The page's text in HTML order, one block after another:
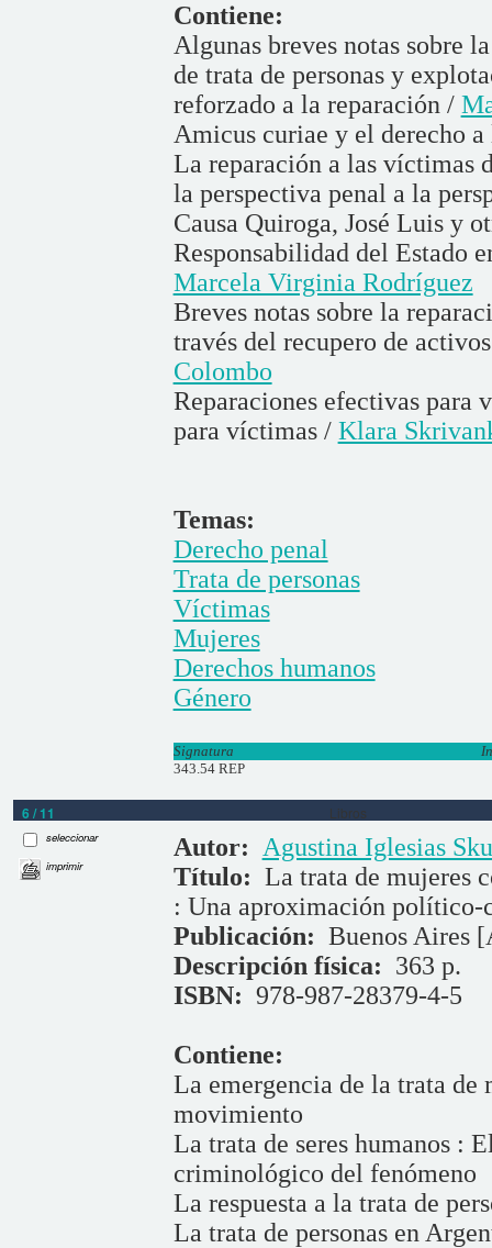
Contiene:
Algunas breves notas sobre
de trata de personas y
reforzado a la reparación /
Amicus curiae y el derecho
La reparación a las víctimas
la perspectiva penal a la
Causa Quiroga, José Luis y
Responsabilidad del Estado
Marcela Virginia Rodríguez
Breves notas sobre la
través del recupero de
Colombo
Reparaciones efectivas para
para víctimas / Klara
Temas:
Derecho penal
Trata de personas
Víctimas
Mujeres
Derechos humanos
Género
Signatura
343.54 REP
6 / 11 Libros
seleccionar
imprimir
Autor: Agustina Iglesias
Título: La trata de mujeres
: Una aproximación político-
Publicación: Buenos Aires
Descripción física: 363 p.
ISBN: 978-987-28379-4-5
Contiene:
La emergencia de la trata de
movimiento
La trata de seres humanos :
criminológico del fenómeno
La respuesta a la trata de
La trata de personas en